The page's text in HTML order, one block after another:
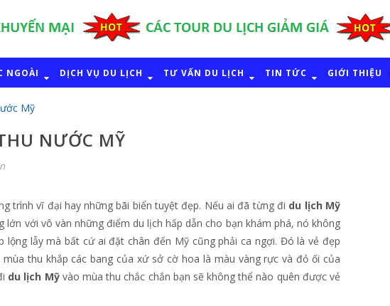
NGOÀI DỊCH VỤ DU LỊCH TƯ VẤN DU LỊCH TIN TỨC GIỚI THIỆU
Mỹ
NƯỚC MỸ
trình vĩ đại hay những bãi biển tuyệt đẹp. Nếu ai đã từng đi du lịch Mỹ
với vô vàn những điểm du lịch hấp dẫn cho bạn khám phá, nó không
lẫy mà bất cứ ai đặt chân đến Mỹ cũng phải ca ngợi. Đó là vẻ đẹp
thu khắp các bang của xứ sở cờ hoa là màu vàng rực và đỏ ối của
du lịch Mỹvào mùa thu chắc chắn bạn sẽ không thể nào quên được vẻ